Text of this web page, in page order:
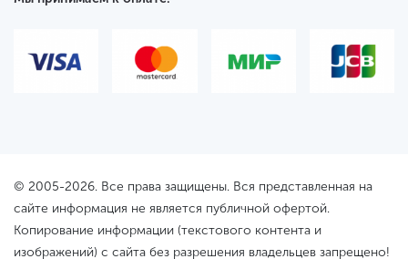
© 2005-2026. Все права защищены. Вся представленная на
сайте информация не является публичной офертой.
Копирование информации (текстового контента и
изображений) с сайта без разрешения владельцев запрещено!